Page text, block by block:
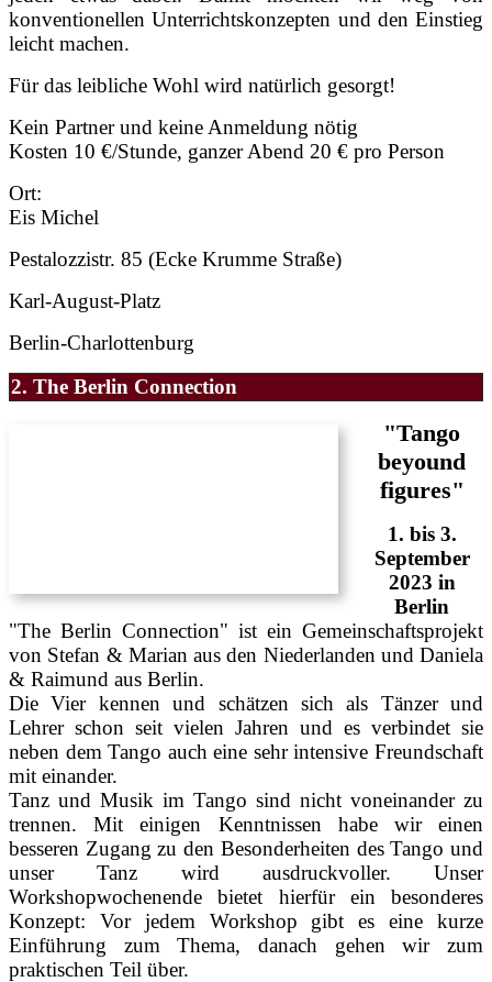
konventionellen Unterrichtskonzepten und den Einstieg
leicht machen.
Für das leibliche Wohl wird natürlich gesorgt!
Kein Partner und keine Anmeldung nötig
Kosten 10 €/Stunde, ganzer Abend 20 € pro Person
Ort:
Eis Michel
Pestalozzistr. 85 (Ecke Krumme Straße)
Karl-August-Platz
Berlin-Charlottenburg
2. The Berlin Connection
"Tango
beyound
figures"
1. bis 3.
September
2023 in
Berlin
"The Berlin Connection" ist ein Gemeinschaftsprojekt
von Stefan & Marian aus den Niederlanden und Daniela
& Raimund aus Berlin.
Die Vier kennen und schätzen sich als Tänzer und
Lehrer schon seit vielen Jahren und es verbindet sie
neben dem Tango auch eine sehr intensive Freundschaft
mit einander.
Tanz und Musik im Tango sind nicht voneinander zu
trennen. Mit einigen Kenntnissen habe wir einen
besseren Zugang zu den Besonderheiten des Tango und
unser Tanz wird ausdruckvoller. Unser
Workshopwochenende bietet hierfür ein besonderes
Konzept: Vor jedem Workshop gibt es eine kurze
Einführung zum Thema, danach gehen wir zum
praktischen Teil über.